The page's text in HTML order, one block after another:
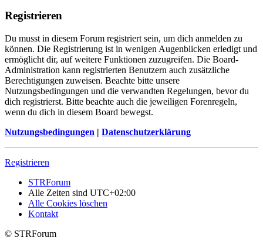
Registrieren
Du musst in diesem Forum registriert sein, um dich anmelden zu
können. Die Registrierung ist in wenigen Augenblicken erledigt und
ermöglicht dir, auf weitere Funktionen zuzugreifen. Die Board-
Administration kann registrierten Benutzern auch zusätzliche
Berechtigungen zuweisen. Beachte bitte unsere
Nutzungsbedingungen und die verwandten Regelungen, bevor du
dich registrierst. Bitte beachte auch die jeweiligen Forenregeln,
wenn du dich in diesem Board bewegst.
Nutzungsbedingungen | Datenschutzerklärung
Registrieren
STRForum
Alle Zeiten sind UTC+02:00
Alle Cookies löschen
Kontakt
© STRForum